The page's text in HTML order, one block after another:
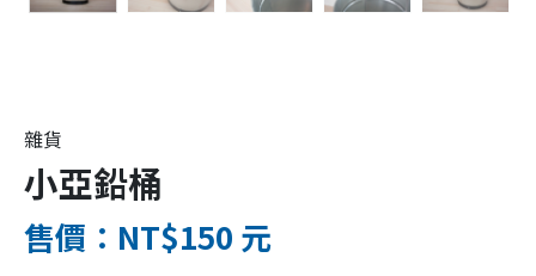
雜貨
小亞鉛桶
售價：NT$150 元